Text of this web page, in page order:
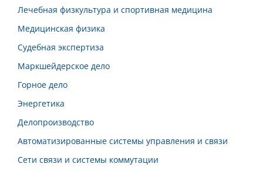
Лечебная физкультура и спортивная медицина
Медицинская физика
Судебная экспертиза
Маркшейдерское дело
Горное дело
Энергетика
Делопроизводство
Автоматизированные системы управления и связи
Сети связи и системы коммутации